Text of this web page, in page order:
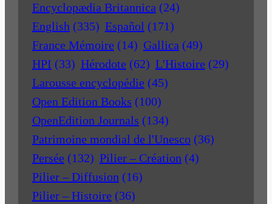
Encyclopædia Britannica (24)
English (335) Español (171)
France Mémoire (14) Gallica (49)
HPI (33) Hérodote (62) L'Histoire (29)
Larousse encyclopédie (45)
Open Edition Books (100)
OpenEdition Journals (134)
Patrimoine mondial de l'Unesco (36)
Persée (132) Pilier – Création (4)
Pilier – Diffusion (16)
Pilier – Histoire (36)